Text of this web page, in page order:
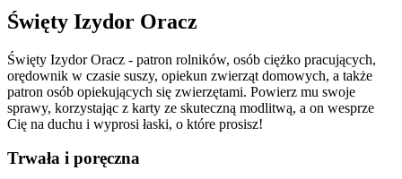
Święty Izydor Oracz
Święty Izydor Oracz - patron rolników, osób ciężko pracujących,
orędownik w czasie suszy, opiekun zwierząt domowych, a także
patron osób opiekujących się zwierzętami. Powierz mu swoje
sprawy, korzystając z karty ze skuteczną modlitwą, a on wesprze
Cię na duchu i wyprosi łaski, o które prosisz!
Trwała i poręczna